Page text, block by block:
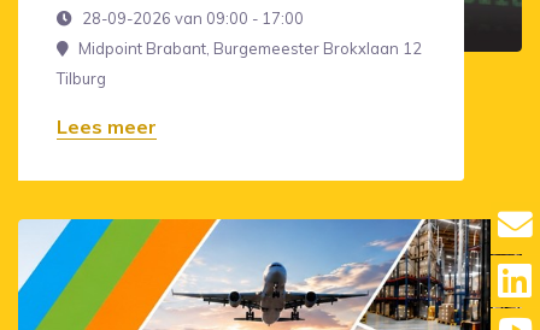
28-09-2026 van 09:00 - 17:00
Midpoint Brabant, Burgemeester Brokxlaan 12
Tilburg
Lees meer